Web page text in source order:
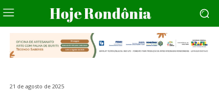
Hoje Rondônia
21 de agosto de 2025